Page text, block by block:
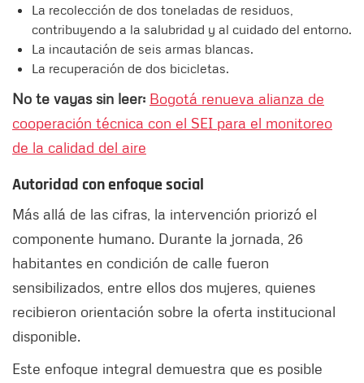
La recolección de dos toneladas de residuos,
contribuyendo a la salubridad y al cuidado del entorno.
La incautación de seis armas blancas.
La recuperación de dos bicicletas.
No te vayas sin leer: Bogotá renueva alianza de
cooperación técnica con el SEI para el monitoreo
de la calidad del aire
Autoridad con enfoque social
Más allá de las cifras, la intervención priorizó el
componente humano. Durante la jornada, 26
habitantes en condición de calle fueron
sensibilizados, entre ellos dos mujeres, quienes
recibieron orientación sobre la oferta institucional
disponible.
Este enfoque integral demuestra que es posible